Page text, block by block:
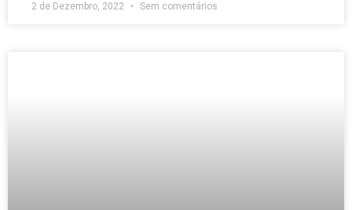
2 de Dezembro, 2022 Sem comentários